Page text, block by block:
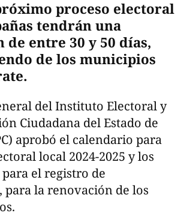
proceso electoral
tendrán una
de entre 30 y 50 días,
de los municipios
del Instituto Electoral y
Ciudadana del Estado de
aprobó el calendario para
local 2024-2025 y los
el registro de
para la renovación de los